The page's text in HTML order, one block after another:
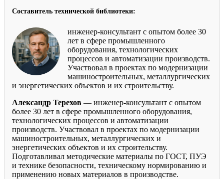
Составитель технической библиотеки:
инженер-консультант с опытом более 30
лет в сфере промышленного
оборудования, технологических
процессов и автоматизации производств.
Участвовал в проектах по модернизации
машиностроительных, металлургических
и энергетических объектов и их строительству.
Александр Терехов — инженер-консультант с опытом
более 30 лет в сфере промышленного оборудования,
технологических процессов и автоматизации
производств. Участвовал в проектах по модернизации
машиностроительных, металлургических и
энергетических объектов и их строительству.
Подготавливал методические материалы по ГОСТ, ПУЭ
и технике безопасности, техническому нормированию и
применению новых материалов в производстве.